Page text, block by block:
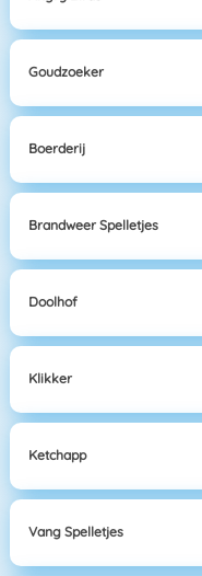
Goudzoeker
Boerderij
Brandweer Spelletjes
Doolhof
Klikker
Ketchapp
Vang Spelletjes